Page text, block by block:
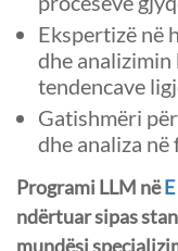
Ekspertizë në
dhe
tendencave
Gatishmëri
dhe analiza në
Programi LLM në
ndërtuar sipas
mundësi